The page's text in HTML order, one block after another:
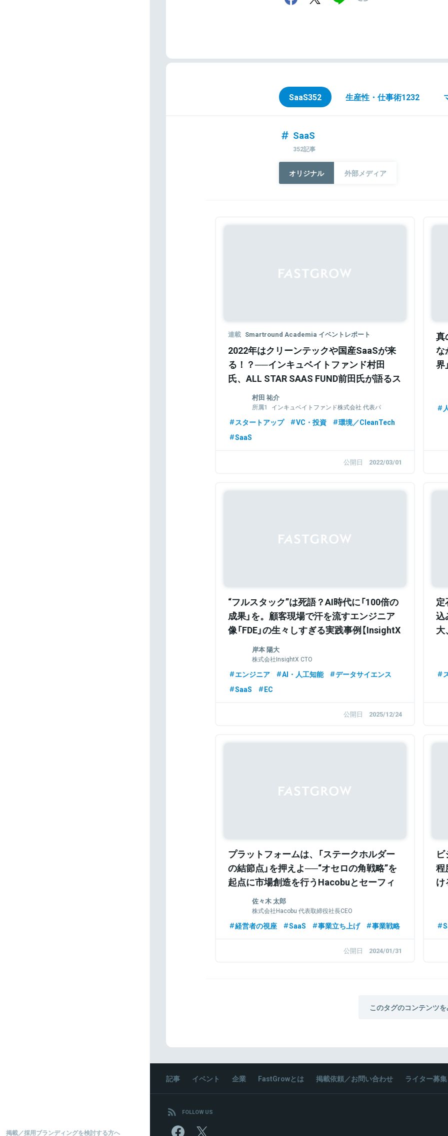
掲載／採用ブランディングを検討する方へ
SaaS352 生産性・仕事術1232
SaaS
352記事
オリジナル 外部メディア
連載 Smartround Academia イベントレポート
2022年はクリーンテックや国産SaaSが来
る！？──インキュベイトファンド村田
氏、ALL STAR SAAS FUND前田氏が語るス
タートアップ注目領域
村田 祐介
インキュベイトファンド株式会社 代表パ
株式会社グラファー 取締役
スタートアップ VC・投資
環境／CleanTech
SaaS
公開日 2022/03/01
真
な
界
“フルスタック”は死語？AI時代に「100倍の
成果」を。顧客現場で汗を流すエンジニア
像「FDE」の生々しすぎる実践事例【InsightX
岸本・中塚・和田】
岸本 陽大
株式会社InsightX CTO
エンジニア AI・人工知能
データサイエンス
SaaS
EC
公開日 2025/12/24
定
込
大
プラットフォームは、「ステークホルダー
の結節点」を押えよ──“オセロの角戦略”を
起点に市場創造を行うHacobuとセーフィ
ーが明かす、事業の意思決定軸
佐々木 太郎
株式会社Hacobu 代表取締役社長CEO
経営者の視座 SaaS 事業立ち上げ 事業戦略
公開日 2024/01/31
程
け
このタグのコンテンツ
記事 イベント 企業 FastGrowとは 掲載依頼／お問い合わせ ライター募集
FOLLOW US